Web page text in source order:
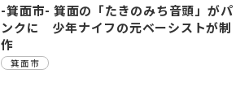
-箕面市- 箕面の「たきのみち音頭」がパ
ンクに 少年ナイフの元ベーシストが制
作
箕面市